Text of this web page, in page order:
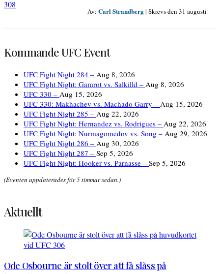
Av: Carl Strandberg| Skrevs den 31 augusti
Kommande UFC Event
UFC Fight Night 284 – Aug 8, 2026
UFC Fight Night: Gamrot vs. Salkilld – Aug 8, 2026
UFC 330 – Aug 15, 2026
UFC 330: Makhachev vs. Machado Garry – Aug 15, 2026
UFC Fight Night 285 – Aug 22, 2026
UFC Fight Night: Hernandez vs. Rodrigues – Aug 22, 2026
UFC Fight Night: Nurmagomedov vs. Song – Aug 29, 2026
UFC Fight Night 286 – Aug 30, 2026
UFC Fight Night 287 – Sep 5, 2026
UFC Fight Night: Hooker vs. Parnasse – Sep 5, 2026
(Eventen uppdaterades för 5 timmar sedan.)
Aktuellt
Ode Osbourne är stolt över att få slåss på